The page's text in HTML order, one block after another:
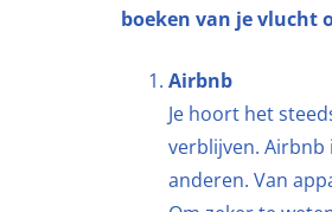
boeken van je vlucht
Airbnb
Je hoort het
verblijven. Airbnb
anderen. Van